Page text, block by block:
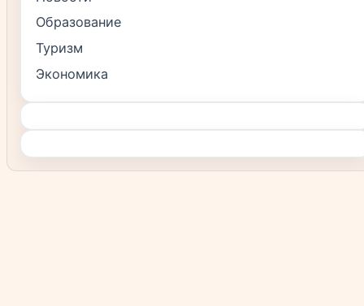
Образование
Туризм
Экономика